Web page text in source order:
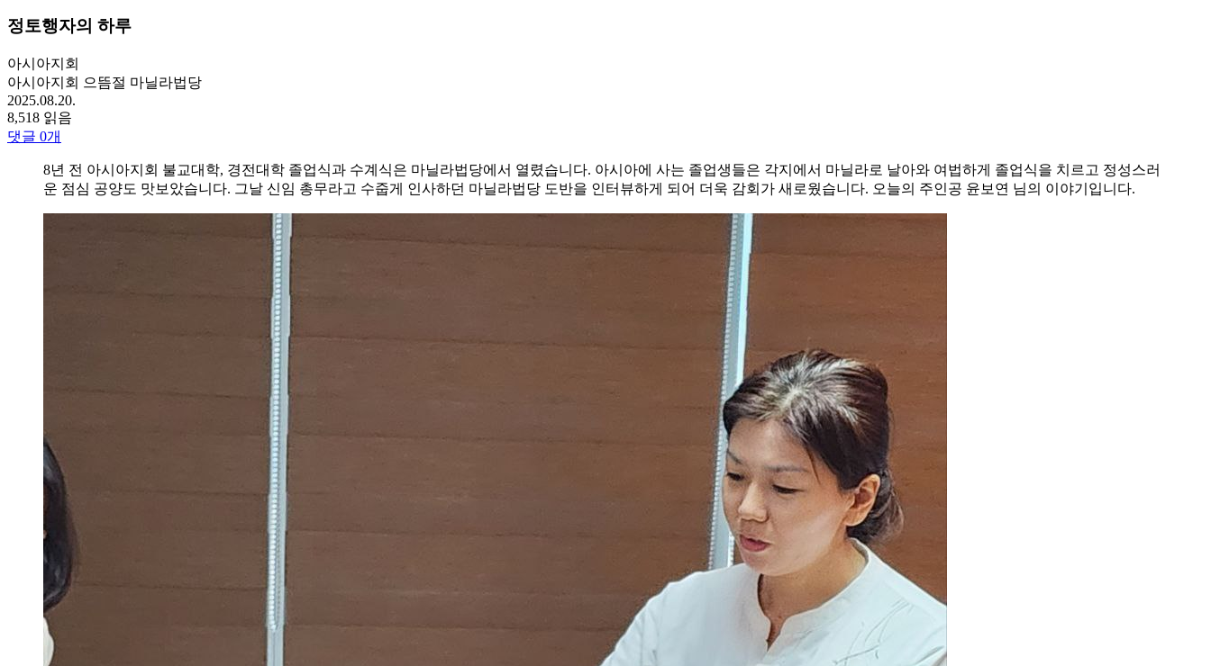
정토행자의 하루
아시아지회
아시아지회 으뜸절 마닐라법당
2025.08.20.
8,518 읽음
댓글 0개
8년 전 아시아지회 불교대학, 경전대학 졸업식과 수계식은 마닐라법당에서 열렸습니다. 아시아에 사는 졸업생들은 각지에서 마닐라로 날아와 여법하게 졸업식을 치르고 정성스러
운 점심 공양도 맛보았습니다. 그날 신임 총무라고 수줍게 인사하던 마닐라법당 도반을 인터뷰하게 되어 더욱 감회가 새로웠습니다. 오늘의 주인공 윤보연 님의 이야기입니다.